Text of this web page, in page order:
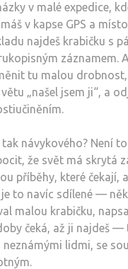
v malé expedice,
v kapse GPS a místo
najdeš krabičku s
záznamem.
tu malou
„našel jsem ji“, a
návykového? Není
že svět má skrytá
příběhy, které čekají,
je to navíc sdílené —
malou krabičku,
čeká, až ji najdeš —
lidmi, se